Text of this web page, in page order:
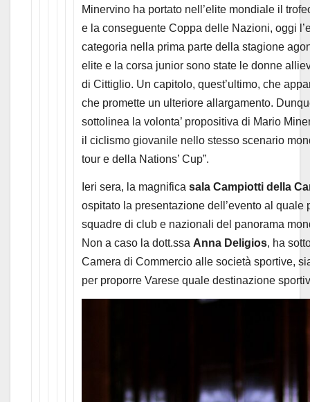
Minervino ha portato nell’elite mondiale il
e la conseguente Coppa delle Nazioni, oggi
categoria nella prima parte della stagione
elite e la corsa junior sono state le donne
di Cittiglio. Un capitolo, quest’ultimo, che
che promette un ulteriore allargamento.
sottolinea la volonta’ propositiva di Mario
il ciclismo giovanile nello stesso scenario
tour e della Nations’ Cup”.
Ieri sera, la magnificasala Campiotti della
ospitato la presentazione dell’evento al quale
squadre di club e nazionali del panorama
Non a caso la dott.ssa Anna Deligios, ha
Camera di Commercio alle società sportive,
per proporre Varese quale destinazione